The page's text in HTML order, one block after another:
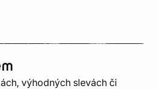
výhodných slevách či